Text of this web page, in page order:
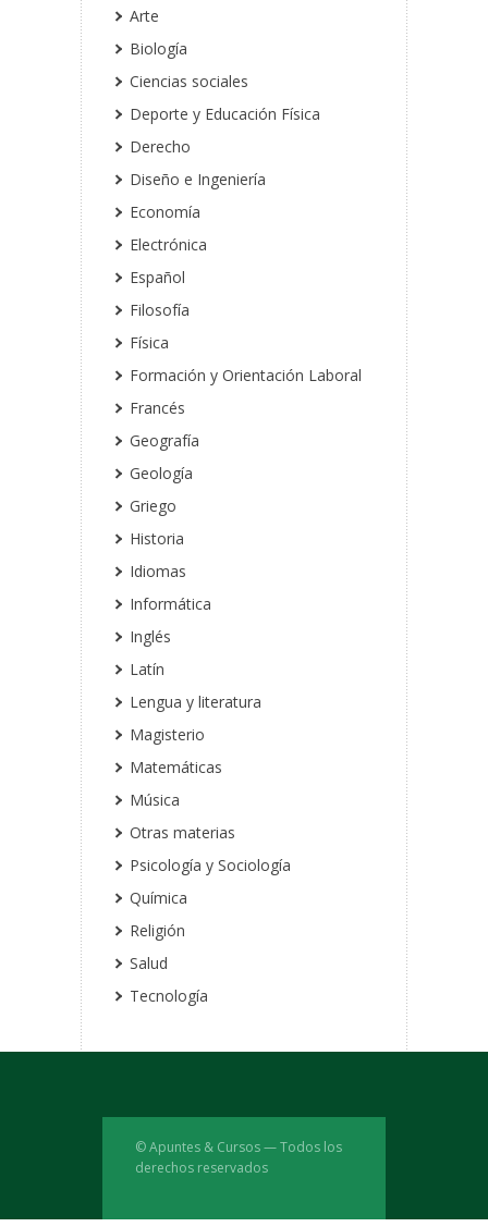
Arte
Biología
Ciencias sociales
Deporte y Educación Física
Derecho
Diseño e Ingeniería
Economía
Electrónica
Español
Filosofía
Física
Formación y Orientación Laboral
Francés
Geografía
Geología
Griego
Historia
Idiomas
Informática
Inglés
Latín
Lengua y literatura
Magisterio
Matemáticas
Música
Otras materias
Psicología y Sociología
Química
Religión
Salud
Tecnología
© Apuntes & Cursos — Todos los
derechos reservados